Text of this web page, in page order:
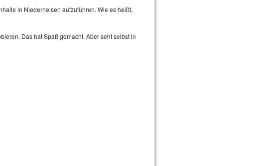
in Niederneisen aufzuführen. Wie es heißt,
Das hat Spaß gemacht. Aber seht selbst in